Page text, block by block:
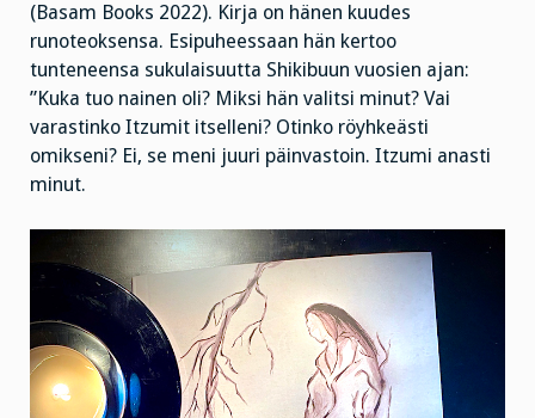
(Basam Books 2022). Kirja on hänen kuudes
runoteoksensa. Esipuheessaan hän kertoo
tunteneensa sukulaisuutta Shikibuun vuosien ajan:
”Kuka tuo nainen oli? Miksi hän valitsi minut? Vai
varastinko Itzumit itselleni? Otinko röyhkeästi
omikseni? Ei, se meni juuri päinvastoin. Itzumi anasti
minut.